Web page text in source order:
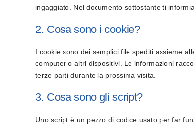
ingaggiato. Nel documento sottostante ti
2. Cosa sono i cookie?
I cookie sono dei semplici file spediti assieme
computer o altri dispositivi. Le informazioni
terze parti durante la prossima visita.
3. Cosa sono gli script?
Uno script è un pezzo di codice usato per far